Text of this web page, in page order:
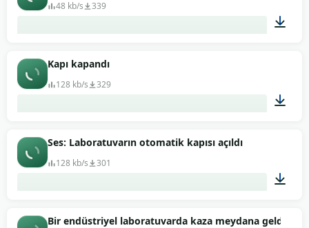
48 kb/s 339
Kapı kapandı
128 kb/s 329
Ses: Laboratuvarın otomatik kapısı açıldı
128 kb/s 301
00:02
Bir endüstriyel laboratuvarda kaza meydana geldi,